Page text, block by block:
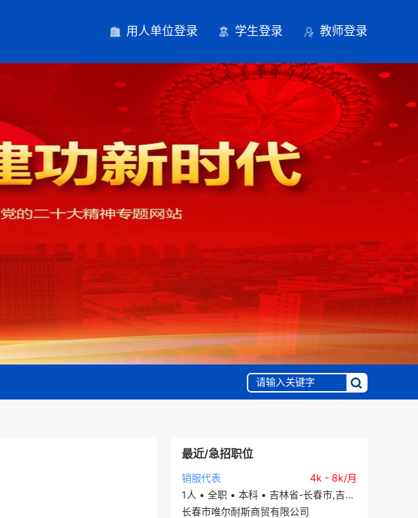
用人单位登录 学生登录 教师登录
最近/急招职位
销服代表
4k - 8k/月
1人 • 全职 • 本科 • 吉林省-长春市,吉...
长春市唯尔耐斯商贸有限公司